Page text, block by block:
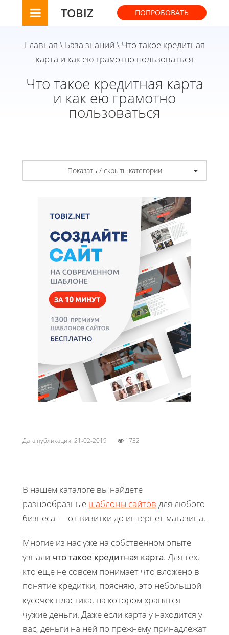
TOBIZ ПОПРОБОВАТЬ
Главная \ База знаний \ Что такое кредитная
карта и как ею грамотно пользоваться
Что такое кредитная карта
и как ею грамотно
пользоваться
Показать / скрыть категории
Дата публикации: 21-02-2019 1732
В нашем каталоге вы найдете
разнообразные шаблоны сайтов для любого
бизнеса — от визитки до интернет-магазина.
Многие из нас уже на собственном опыте
узнали что такое кредитная карта. Для тех,
кто еще не совсем понимает что вложено в
понятие кредитки, поясняю, это небольшой
кусочек пластика, на котором хранятся
чужие деньги. Даже если карта у находится у
вас, деньги на ней по прежнему принадлежат